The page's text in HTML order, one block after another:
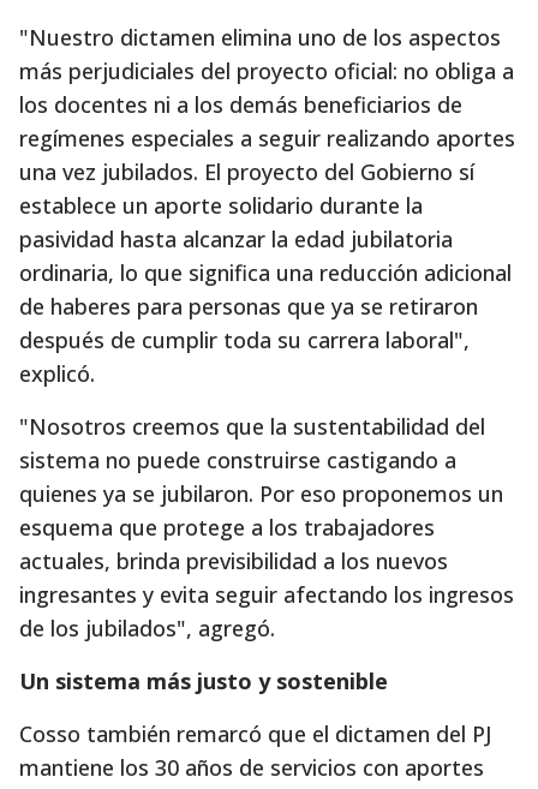
"Nuestro dictamen elimina uno de los aspectos
más perjudiciales del proyecto oficial: no obliga a
los docentes ni a los demás beneficiarios de
regímenes especiales a seguir realizando aportes
una vez jubilados. El proyecto del Gobierno sí
establece un aporte solidario durante la
pasividad hasta alcanzar la edad jubilatoria
ordinaria, lo que significa una reducción adicional
de haberes para personas que ya se retiraron
después de cumplir toda su carrera laboral",
explicó.
"Nosotros creemos que la sustentabilidad del
sistema no puede construirse castigando a
quienes ya se jubilaron. Por eso proponemos un
esquema que protege a los trabajadores
actuales, brinda previsibilidad a los nuevos
ingresantes y evita seguir afectando los ingresos
de los jubilados", agregó.
Un sistema más justo y sostenible
Cosso también remarcó que el dictamen del PJ
mantiene los 30 años de servicios con aportes